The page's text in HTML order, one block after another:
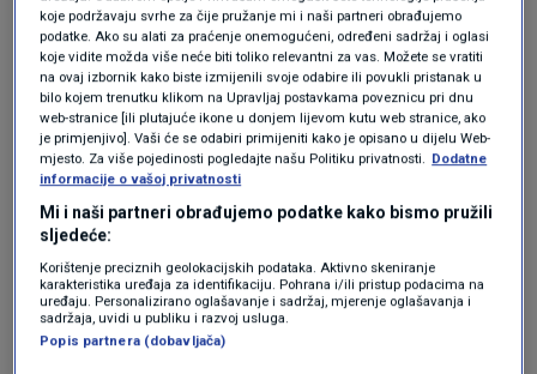
skupštinom.
Sjeverna Koreja testirala je desetke balističkih
raketa proteklih 18 mjeseci, podsjeća agencija
Reuters.
SAD odavna upozorava da je Pjongjang
spreman izvesti sedmi nuklearni pokus.
Pjongjang tvrdi da koristi svoje pravo na
koje podržavaju svrhe za čije pružanje mi i naši partneri obrađujemo
podatke. Ako su alati za praćenje onemogućeni, određeni sadržaj i oglasi
koje vidite možda više neće biti toliko relevantni za vas. Možete se vratiti
na ovaj izbornik kako biste izmijenili svoje odabire ili povukli pristanak u
bilo kojem trenutku klikom na Upravljaj postavkama poveznicu pri dnu
web-stranice [ili plutajuće ikone u donjem lijevom kutu web stranice, ako
je primjenjivo]. Vaši će se odabiri primijeniti kako je opisano u dijelu Web-
mjesto. Za više pojedinosti pogledajte našu Politiku privatnosti. Dodatne
informacije o vašoj privatnosti
Mi i naši partneri obrađujemo podatke kako bismo pružili
sljedeće:
Korištenje preciznih geolokacijskih podataka. Aktivno skeniranje
karakteristika uređaja za identifikaciju. Pohrana i/ili pristup podacima na
uređaju. Personalizirano oglašavanje i sadržaj, mjerenje oglašavanja i
sadržaja, uvidi u publiku i razvoj usluga.
Popis partnera (dobavljača)